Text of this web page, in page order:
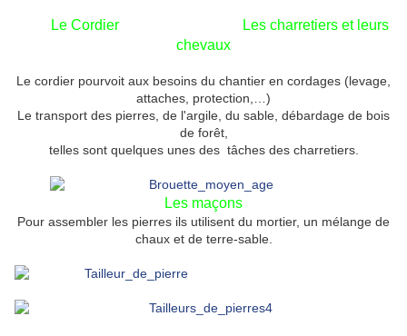
Le Cordier
Les charretiers et leurs
chevaux
Le cordier pourvoit aux besoins du chantier en cordages (levage,
attaches, protection,…)
Le transport des pierres, de l'argile, du sable, débardage de bois
de forêt,
telles sont quelques unes des tâches des charretiers.
Les maçons
Pour assembler les pierres ils utilisent du mortier, un mélange de
chaux et de terre-sable.